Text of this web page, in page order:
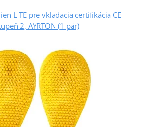
LITE pre vkladacia certifikácia CE
2, AYRTON (1 pár)